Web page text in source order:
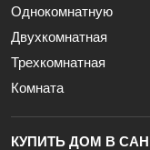
Однокомнатную
Двухкомнатная
Трехкомнатная
Комната
КУПИТЬ ДОМ В